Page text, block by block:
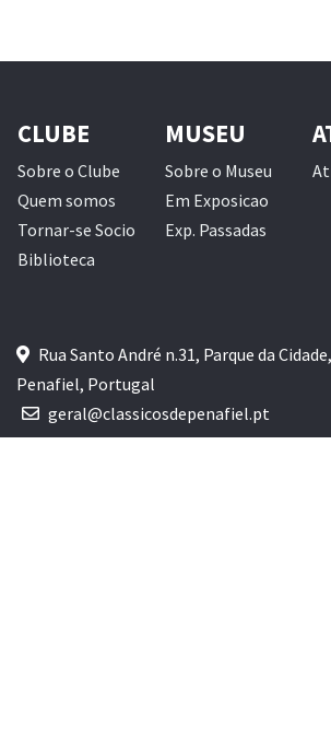
CLUBE
Sobre o Clube
Quem somos
Tornar-se Socio
Biblioteca
MUSEU
Sobre o Museu
Em Exposicao
Exp. Passadas
Rua Santo André n.31, Parque da
Penafiel, Portugal
geral@classicosdepenafiel.pt